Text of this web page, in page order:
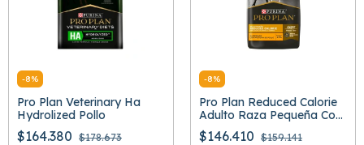
-8%
Pro Plan Veterinary Ha
Hydrolized Pollo
$164.380 $178.673
-8%
Pro Plan Reduced Calorie
Adulto Raza Pequeña Con
Optifit
$146.410 $159.141